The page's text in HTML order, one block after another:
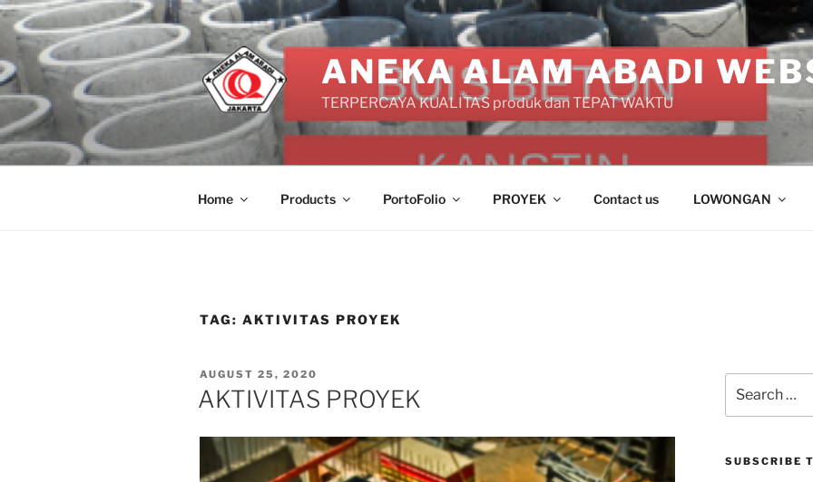
Skip
content
ANEKA ALAM ABADI
TERPERCAYA KUALITAS produk dan TEPAT WAKTU
Home Products PortoFolio PROYEK Contact us LOWONGAN
TAG: AKTIVITAS PROYEK
POSTED
ON
AUGUST 25, 2020
AKTIVITAS PROYEK
for:
SUBSCRIBE